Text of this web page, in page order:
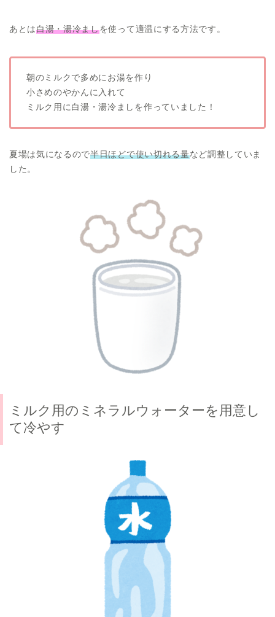
あとは白湯・湯冷ましを使って適温にする方法です。
朝のミルクで多めにお湯を作り
小さめのやかんに入れて
ミルク用に白湯・湯冷ましを作っていました！
夏場は気になるので半日ほどで使い切れる量など調整していま
した。
ミルク用のミネラルウォーターを用意し
て冷やす